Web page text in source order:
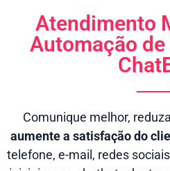
Atendimento
Automação
Comunique melhor,
aumente a satisfação do
telefone, e-mail, redes